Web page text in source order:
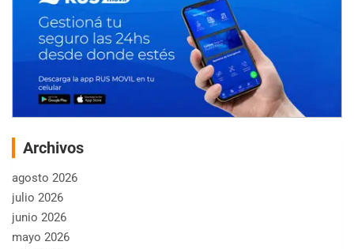
Archivos
agosto 2026
julio 2026
junio 2026
mayo 2026